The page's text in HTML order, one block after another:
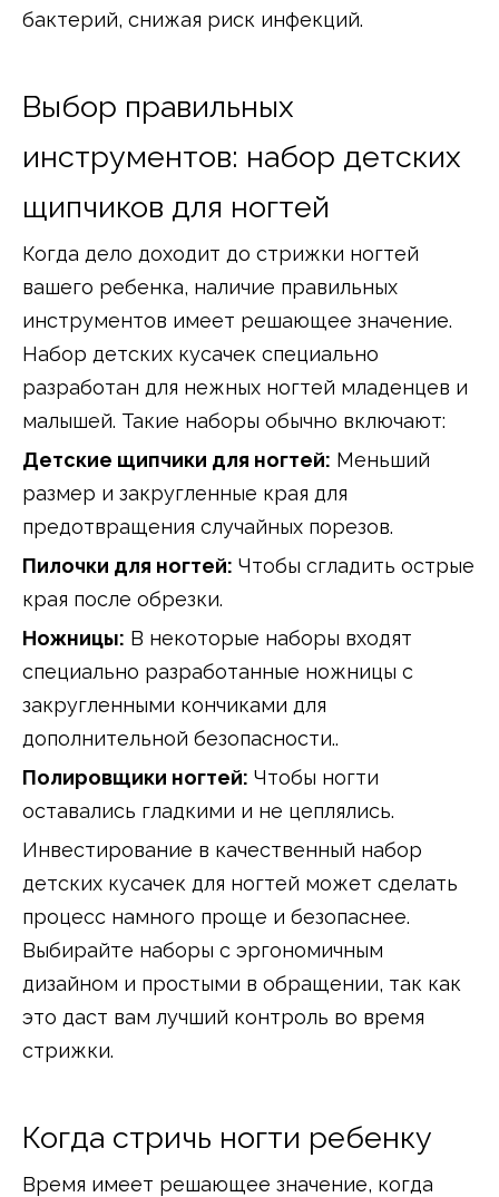
бактерий, снижая риск инфекций.
Выбор правильных
инструментов: набор детских
щипчиков для ногтей
Когда дело доходит до стрижки ногтей
вашего ребенка, наличие правильных
инструментов имеет решающее значение.
Набор детских кусачек специально
разработан для нежных ногтей младенцев и
малышей. Такие наборы обычно включают:
Детские щипчики для ногтей: Меньший
размер и закругленные края для
предотвращения случайных порезов.
Пилочки для ногтей: Чтобы сгладить острые
края после обрезки.
Ножницы: В некоторые наборы входят
специально разработанные ножницы с
закругленными кончиками для
дополнительной безопасности..
Полировщики ногтей: Чтобы ногти
оставались гладкими и не цеплялись.
Инвестирование в качественный набор
детских кусачек для ногтей может сделать
процесс намного проще и безопаснее.
Выбирайте наборы с эргономичным
дизайном и простыми в обращении, так как
это даст вам лучший контроль во время
стрижки.
Когда стричь ногти ребенку
Время имеет решающее значение, когда